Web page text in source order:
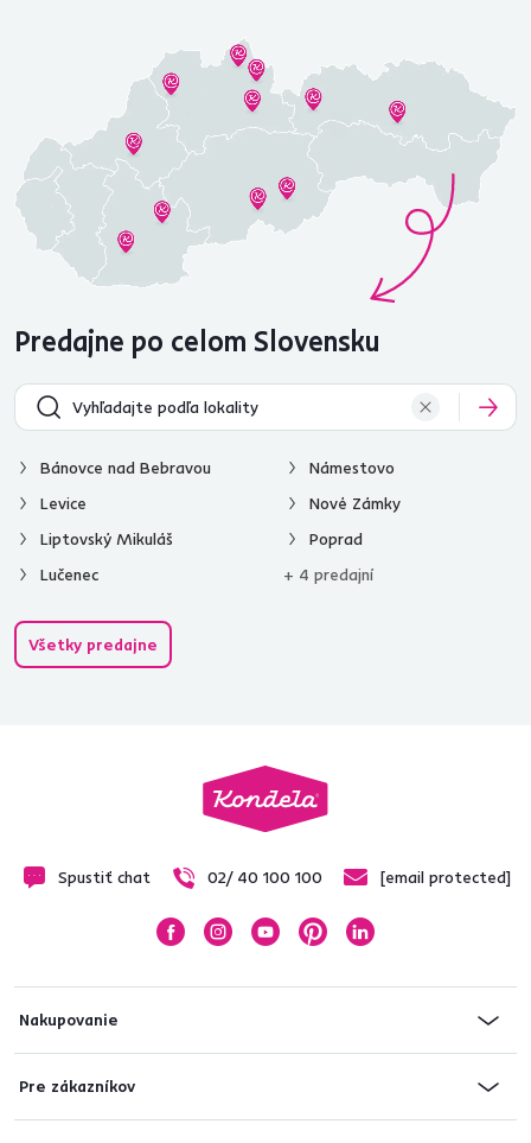
Predajne po celom Slovensku
Bánovce nad Bebravou
Levice
Liptovský Mikuláš
Lučenec
Námestovo
Nové Zámky
Poprad
+ 4 predajní
Všetky predajne
Spustiť chat 02/ 40 100 100 [email protected]
Nakupovanie
Pre zákazníkov